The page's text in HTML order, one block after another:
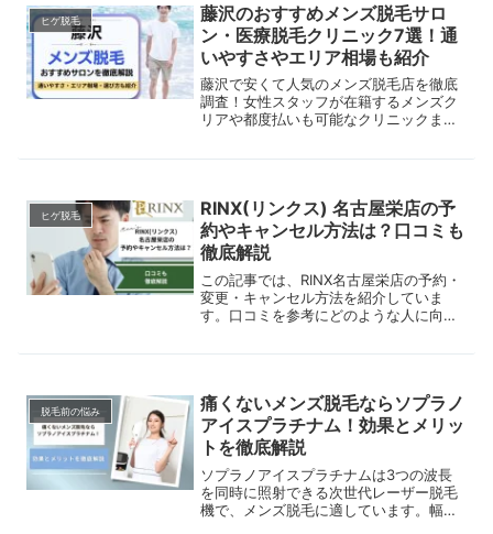
ヒゲ脱毛
藤沢のおすすめメンズ脱毛サロ
ン・医療脱毛クリニック7選！通
いやすさやエリア相場も紹介
藤沢で安くて人気のメンズ脱毛店を徹底
調査！女性スタッフが在籍するメンズク
リアや都度払いも可能なクリニックまで
Oなどの部位別脱毛も解説。
ヒゲ脱毛
RINX(リンクス) 名古屋栄店の予
約やキャンセル方法は？口コミも
徹底解説
この記事では、RINX名古屋栄店の予約・
変更・キャンセル方法を紹介していま
す。口コミを参考にどのような人に向い
てください。
脱毛前の悩み
痛くないメンズ脱毛ならソプラノ
アイスプラチナム！効果とメリッ
トを徹底解説
ソプラノアイスプラチナムは3つの波長
を同時に照射できる次世代レーザー脱毛
機で、メンズ脱毛に適しています。幅広